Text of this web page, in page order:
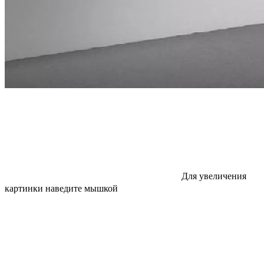
Для увеличения
картинки наведите мышкой